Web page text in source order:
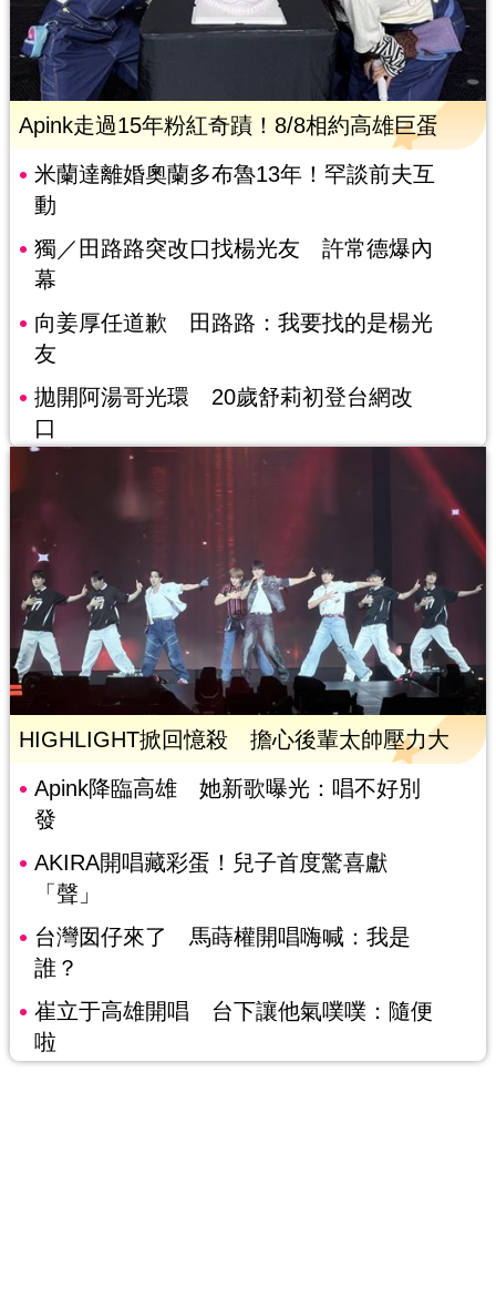
Apink走過15年粉紅奇蹟！8/8相約高雄巨蛋
米蘭達離婚奧蘭多布魯13年！罕談前夫互
動
獨／田路路突改口找楊光友 許常德爆內
幕
向姜厚任道歉 田路路：我要找的是楊光
友
拋開阿湯哥光環 20歲舒莉初登台網改
口
HIGHLIGHT掀回憶殺 擔心後輩太帥壓力大
Apink降臨高雄 她新歌曝光：唱不好別
發
AKIRA開唱藏彩蛋！兒子首度驚喜獻
「聲」
台灣囡仔來了 馬蒔權開唱嗨喊：我是
誰？
崔立于高雄開唱 台下讓他氣噗噗：隨便
啦